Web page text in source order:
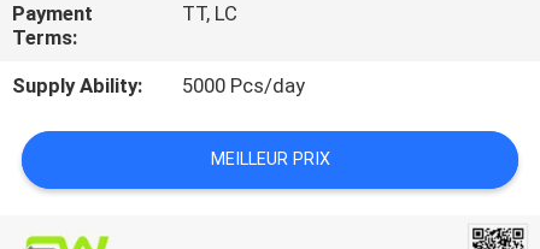
CONTRÔLE
LA
QUALITÉ
Payment
Terms:
TT, LC
Supply Ability: 5000 Pcs/day
MEILLEUR PRIX